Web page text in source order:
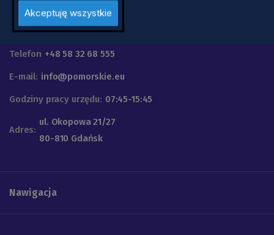
Urząd Marszałkowski
Województwa Pomorskiego
Telefon +48 58 32 68 555
E-mail: info@pomorskie.eu
Godziny pracy urzędu: 07:45-15:45
Adres:
ul. Okopowa 21/27
80-810 Gdańsk
Nawigacja
Akceptuję wszystkie